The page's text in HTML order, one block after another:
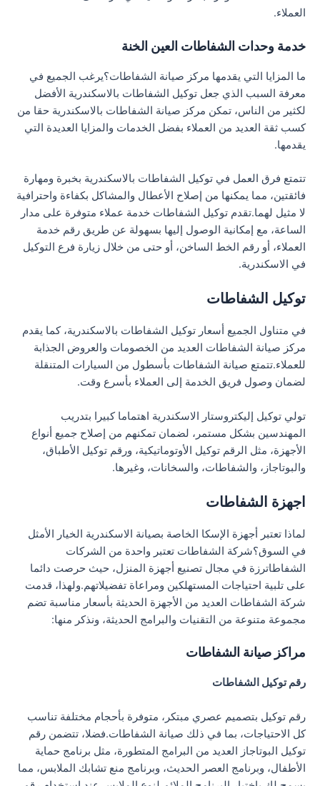
العملاء.
خدمة وحدات الشفاطات العين الخنة
ما المزايا التي يقدمها مركز صيانة الشفاطات؟يرغب الجميع في
معرفة السبب الذي جعل توكيل الشفاطات بالاسكندرية الأفضل
لكثير من الناس، تمكن مركز صيانة الشفاطات بالاسكندرية حقا من
كسب ثقة العديد من العملاء بفضل الخدمات والمزايا العديدة التي
يقدمها.
تتمتع فرق العمل في توكيل الشفاطات بالاسكندرية بخبرة ومهارة
فائقتين، مما يمكنها من إصلاح الأعطال والمشاكل بكفاءة واحترافية
لا مثيل لهما.تقدم توكيل الشفاطات خدمة عملاء متوفرة على مدار
الساعة، مع إمكانية الوصول إليها بسهولة عن طريق رقم خدمة
العملاء، أو رقم الخط الساخن، أو حتى من خلال زيارة فرع التوكيل
في الاسكندرية.
توكيل الشفاطات
في متناول الجميع أسعار توكيل الشفاطات بالاسكندرية، كما يقدم
مركز صيانة الشفاطات العديد من الخصومات والعروض الجذابة
للعملاء.تتمتع صيانة الشفاطات بأسطول من السيارات المتنقلة
لضمان وصول فريق الخدمة إلى العملاء بأسرع وقت.
تولي توكيل إليكتروستار الاسكندرية اهتماما كبيرا بتدريب
المهندسين بشكل مستمر، لضمان تمكنهم من إصلاح جميع أنواع
الأجهزة، مثل الرقم توكيل الأوتوماتيكية، ورقم توكيل الأطباق،
والبوتاجاز، والشفاطات، والسخانات، وغيرها.
اجهزة الشفاطات
لماذا تعتبر أجهزة الإسكا الخاصة بصيانة الاسكندرية الخيار الأمثل
في السوق؟شركة الشفاطات تعتبر واحدة من الشركات
الشفاطاترزة في مجال تصنيع أجهزة المنزل، حيث حرصت دائما
على تلبية احتياجات المستهلكين ومراعاة تفضيلاتهم.ولهذا، قدمت
شركة الشفاطات العديد من الأجهزة الحديثة بأسعار مناسبة تضم
مجموعة متنوعة من التقنيات والبرامج الحديثة، ونذكر منها:
مراكز صيانة الشفاطات
رقم توكيل الشفاطات
رقم توكيل بتصميم عصري مبتكر، متوفرة بأحجام مختلفة تناسب
كل الاحتياجات، بما في ذلك صيانة الشفاطات.فضلا، تتضمن رقم
توكيل البوتاجاز العديد من البرامج المتطورة، مثل برنامج حماية
الأطفال، وبرنامج العصر الحديث، وبرنامج منع تشابك الملابس، مما